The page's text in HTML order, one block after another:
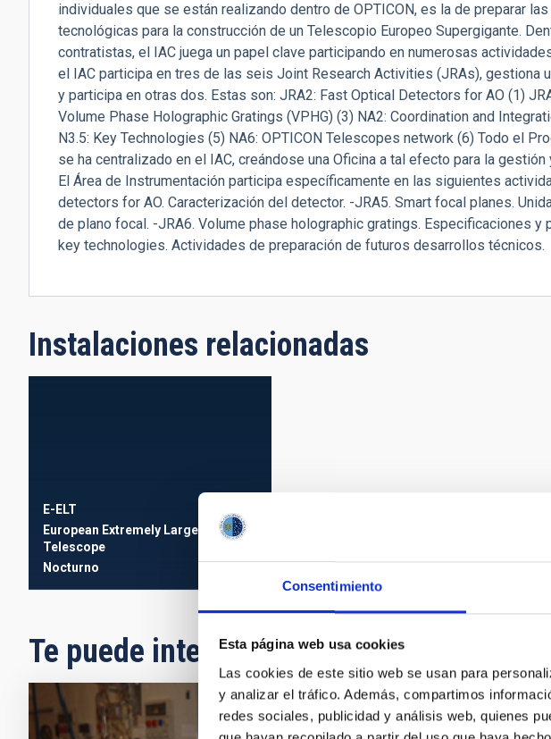
Consentimiento
Esta página web usa cookies
Las cookies de este sitio web se usan para
y analizar el tráfico. Además, compartimos
redes sociales, publicidad y análisis web, quienes
individuales que se están realizando dentro de OPTICON, es la de preparar
tecnológicas para la construcción de un Telescopio Europeo Supergigante.
contratistas, el IAC juega un papel clave participando en numerosas
el IAC participa en tres de las seis Joint Research Activities (JRAs), gestiona
y participa en otras dos. Estas son: JRA2: Fast Optical Detectors for AO (1)
Volume Phase Holographic Gratings (VPHG) (3) NA2: Coordination and
N3.5: Key Technologies (5) NA6: OPTICON Telescopes network (6) Todo el
se ha centralizado en el IAC, creándose una Oficina a tal efecto para la
El Área de Instrumentación participa específicamente en las siguientes
detectors for AO. Caracterización del detector. -JRA5. Smart focal planes.
de plano focal. -JRA6. Volume phase holographic gratings. Especificaciones y
key technologies. Actividades de preparación de futuros desarrollos técnicos.
Instalaciones relacionadas
E-ELT
European Extremely Large
Telescope
Nocturno
Te puede interesar
Instrumentación